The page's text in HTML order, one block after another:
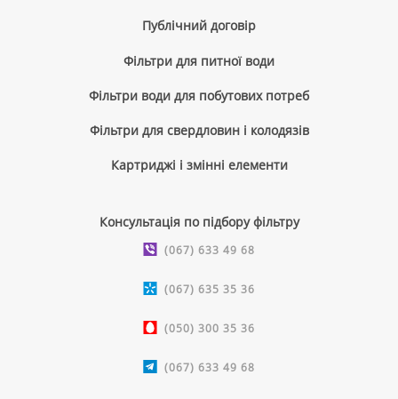
Публічний договір
Фільтри для питної води
Фільтри води для побутових потреб
Фільтри для свердловин і колодязів
Картриджі і змінні елементи
Консультація по підбору фільтру
(067) 633 49 68
(067) 635 35 36
(050) 300 35 36
(067) 633 49 68